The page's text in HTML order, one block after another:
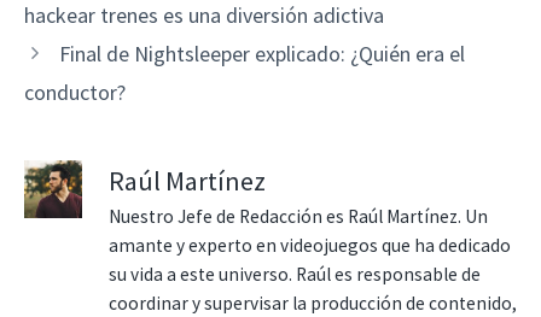
hackear trenes es una diversión adictiva
Final de Nightsleeper explicado: ¿Quién era el
conductor?
Raúl Martínez
Nuestro Jefe de Redacción es Raúl Martínez. Un
amante y experto en videojuegos que ha dedicado
su vida a este universo. Raúl es responsable de
coordinar y supervisar la producción de contenido,